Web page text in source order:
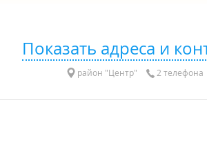
Показать адреса и
район "Центр" 2 телефона